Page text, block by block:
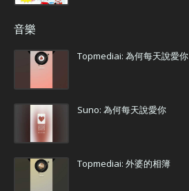
音樂
Topmediai: 為何每天說愛你
Suno: 為何每天說愛你
Topmediai: 外婆的相簿